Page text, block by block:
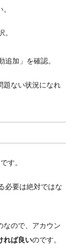
加」を確認。
題ない状況になれ
す。
必要は絶対ではな
なので、アカウン
れば良いのです。